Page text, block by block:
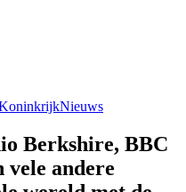
Nieuws
Berkshire, BBC
vele andere